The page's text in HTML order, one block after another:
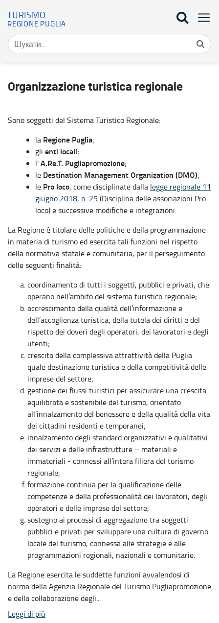
TURISMO
REGIONE PUGLIA
Organizzazione turistica regionale
Sono soggetti del Sistema Turistico Regionale:
la Regione Puglia;
gli enti locali;
l'A.Re.T. Pugliapromozione;
le Destination Management Organization (DMO);
le Pro loco, come disciplinate dalla legge regionale 11
giugno 2018, n. 25 (Disciplina delle associazioni Pro
loco) e successive modifiche e integrazioni.
La Regione è titolare delle politiche e della programmazione
in materia di turismo ed esercita tali funzioni nel rispetto
della normativa statale e comunitaria, per il perseguimento
delle seguenti finalità:
coordinamento di tutti i soggetti, pubblici e privati, che
operano nell’ambito del sistema turistico regionale;
accrescimento della qualità dell’informazione e
dell’accoglienza turistica, della tutela dei diritti e del
rispetto dei doveri degli operatori, dei lavoratori e degli
utenti;
crescita della complessiva attrattività della Puglia
quale destinazione turistica e della competitività delle
imprese del settore;
gestione dei flussi turistici per assicurare una crescita
equilibrata e sostenibile del turismo, orientato
all’innalzamento del benessere e della qualità della vita
dei cittadini residenti e temporanei;
innalzamento degli standard organizzativi e qualitativi
dei servizi e delle infrastrutture – materiali e
immateriali - connessi all’intera filiera del turismo
regionale;
formazione continua per la qualificazione delle
competenze e della professionalità dei lavoratori, degli
operatori e delle imprese del settore;
sostegno ai processi di aggregazione tra soggetti
pubblici e privati per sviluppare una cultura di governo
locale del turismo, connessa alle strategie e alle
programmazioni regionali, nazionali e comunitarie.
La Regione esercita le suddette funzioni avvalendosi di
norma della Agenzia Regionale del Turismo Pugliapromozione
e della collaborazione degli...
Leggi di più